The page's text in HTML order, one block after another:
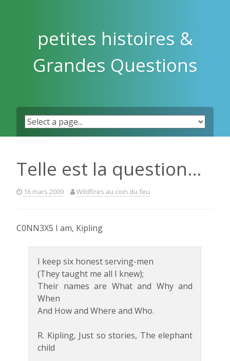
petites histoires &
Grandes Questions
Telle est la question…
16 mars 2009 Wildfires au coin du feu
C0NN3X5 I am, Kipling
I keep six honest serving-men
(They taught me all I knew);
Their names are What and Why and
When
And How and Where and Who.
R. Kipling, Just so stories, The elephant
child